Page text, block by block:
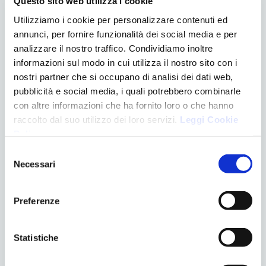
Utilizziamo i cookie per personalizzare contenuti ed
annunci, per fornire funzionalità dei social media e per
analizzare il nostro traffico. Condividiamo inoltre
informazioni sul modo in cui utilizza il nostro sito con i
nostri partner che si occupano di analisi dei dati web,
pubblicità e social media, i quali potrebbero combinarle
con altre informazioni che ha fornito loro o che hanno
raccolto dal suo utilizzo dei loro servizi. Leggi Cookie
delNecessari
Preferenze
Statistiche
prendersi cura dei dentini fin dalla nascita:
per i neonati, si raccomanda di massaggiare
delicatamente le gengive o i primi dentini con una
garza umidao unospazzolino da dito in silicone
evitare di bagnare il ciuccio o il biberon con la propria
saliva, per prevenire la trasmissione di batteri dannosi
al bambino;
evitare di immergere il ciuccio o il biberon in sostanze
zuccherate che potrebbero causare una forma
particolarmente aggressiva di carie, nota appunto
quando compaiono i primi dentini, si può iniziare ad
utilizzare uno spazzolino con una testina piccola a
man mano che il bambino cresce, è possibile